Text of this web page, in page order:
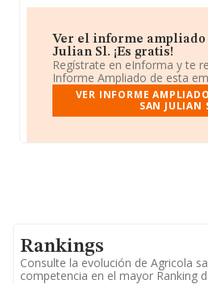
Ver el informe ampliado
Julian Sl. ¡Es gratis!
Regístrate en eInforma y te
Informe Ampliado de esta
VER INFORME
SAN JULIAN
Rankings
Consulte la evolución de Agricola
competencia en el mayor Ranking